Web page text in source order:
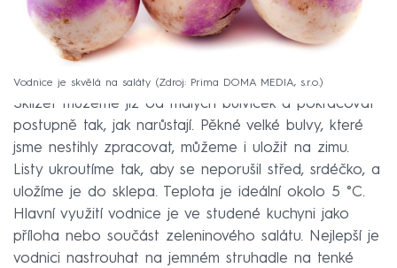
Vodnice je skvělá na saláty Zdroj: Prima DOMA MEDIA, s.r.o.
Sklízet můžeme již od malých bulviček a pokračovat
postupně tak, jak narůstají. Pěkné velké bulvy, které
jsme nestihly zpracovat, můžeme i uložit na zimu.
Listy ukroutíme tak, aby se neporušil střed, srdéčko, a
uložíme je do sklepa. Teplota je ideální okolo 5 °C.
Hlavní využití vodnice je ve studené kuchyni jako
příloha nebo součást zeleninového salátu. Nejlepší je
vodnici nastrouhat na jemném struhadle na tenké